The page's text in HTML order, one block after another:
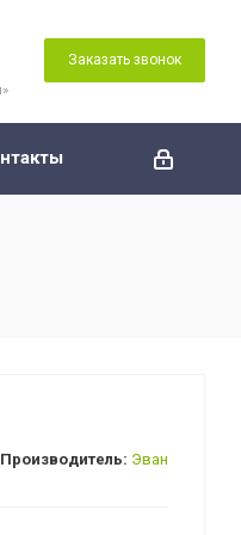
Заказать звонок
Производитель: Эван